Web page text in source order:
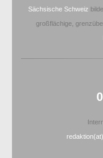
Sächsische Schweiz
großflächige,